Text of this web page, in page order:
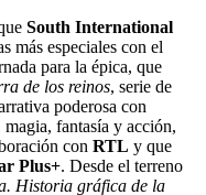
South International
más especiales con el
para la épica, que
de los reinos, serie de
poderosa con
fantasía y acción,
con RTL y que
Plus+. Desde el terreno
Historia gráfica de la